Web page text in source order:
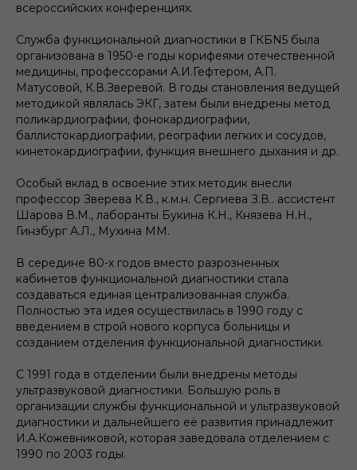
всероссийских конференциях.
Служба функциональной диагностики в ГКБN5 была
организована в 1950-е годы корифеями отечественной
медицины, профессорами А.И.Гефтером, А.П.
Матусовой, К.В.Зверевой. В годы становления ведущей
методикой являлась ЭКГ, затем были внедрены метод
поликардиографии, фонокардиографии,
баллистокардиографии, реографии легких и сосудов,
кинетокардиографии, функция внешнего дыхания и др.
Особый вклад в освоение этих методик внесли
профессор Зверева К.В., к.м.н. Сергиева З.В.. ассистент
Шарова В.М., лаборанты Букина К.Н., Князева Н.Н.,
Гинзбург А.Л., Мухина ММ.
В середине 80-х годов вместо разрозненных
кабинетов функциональной диагностики стала
создаваться единая централизованная служба.
Полностью эта идея осуществилась в 1990 году с
введением в строй нового корпуса больницы и
созданием отделения функциональной диагностики.
С 1991 года в отделении были внедрены методы
ультразвуковой диагностики. Большую роль в
организации службы функциональной и ультразвуковой
диагностики и дальнейшего её развития принадлежит
И.А.Кожевниковой, которая заведовала отделением с
1990 по 2003 годы.